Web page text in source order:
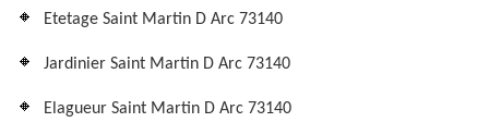
Etetage Saint Martin D Arc 73140
Jardinier Saint Martin D Arc 73140
Elagueur Saint Martin D Arc 73140